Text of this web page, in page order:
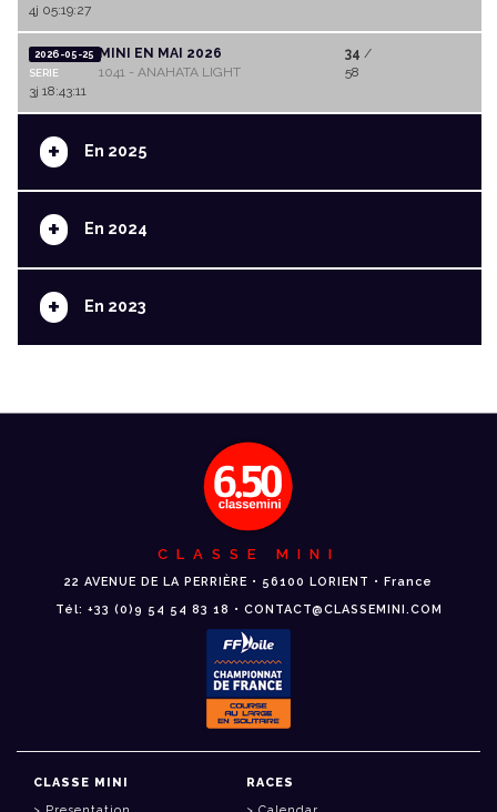
4j 05:19:27
2026-05-25
SERIE
MINI EN MAI 2026
1041 - ANAHATA LIGHT
34 /
58
3j 18:43:11
+ En 2025
+ En 2024
+ En 2023
CLASSE MINI
22 AVENUE DE LA PERRIÈRE • 56100 LORIENT • France
Tél: +33 (0)9 54 54 83 18 • CONTACT@CLASSEMINI.COM
CLASSE MINI
RACES